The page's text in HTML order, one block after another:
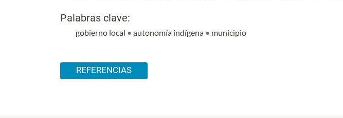
Palabras clave:
gobierno local • autonomía indígena • municipio
REFERENCIAS